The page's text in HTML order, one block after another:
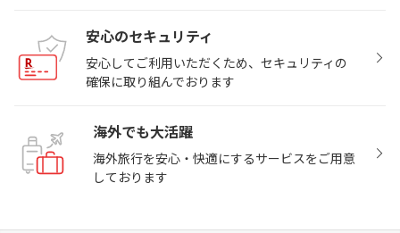
安心のセキュリティ
安心してご利用いただくため、セキュリティの
確保に取り組んでおります
海外でも大活躍
海外旅行を安心・快適にするサービスをご用意
しております